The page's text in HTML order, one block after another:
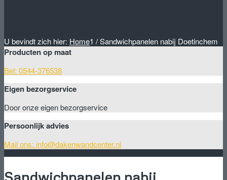
U bevindt zich hier: Home1 /Sandwichpanelen nabij Doetinchem
Producten op maat
Bel: 0544-376538
Eigen bezorgservice
Door onze eigen bezorgservice
Persoonlijk advies
Mail ons: info@dakenwandcenter.nl